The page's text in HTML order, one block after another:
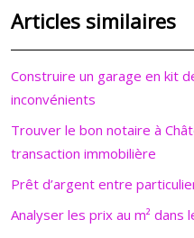
Articles similaires
Construire un garage en kit
inconvénients
Trouver le bon notaire à
transaction immobilière
Prêt d’argent entre
Analyser les prix au m² dans